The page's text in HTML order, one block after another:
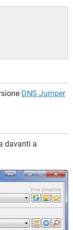
DNS Jumper
davanti a